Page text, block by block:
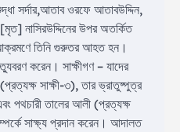
সর্দার,আতাব ওরফে আতাবউদ্দিন,
নাসিরউদ্দিনের উপর অতর্কিত
তিনি গুরুতর আহত হন।
করেন। সাক্ষীগণ – যাদের
সাক্ষী-৩), তার ভ্রাতুষ্পুত্র
পথচারী তালের আলী (প্রত্যক্ষ
সাক্ষ্য প্রদান করেন। আদালত